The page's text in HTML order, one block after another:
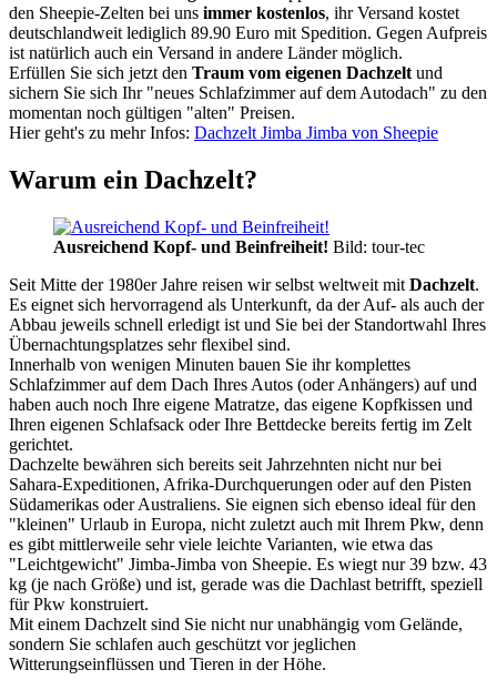
den Sheepie-Zelten bei uns immer kostenlos, ihr Versand kostet
deutschlandweit lediglich 89.90 Euro mit Spedition. Gegen Aufpreis
ist natürlich auch ein Versand in andere Länder möglich.
Erfüllen Sie sich jetzt den Traum vom eigenen Dachzelt und
sichern Sie sich Ihr "neues Schlafzimmer auf dem Autodach" zu den
momentan noch gültigen "alten" Preisen.
Hier geht's zu mehr Infos: Dachzelt Jimba Jimba von Sheepie
Warum ein Dachzelt?
Ausreichend Kopf- und Beinfreiheit! Bild: tour-tec
Seit Mitte der 1980er Jahre reisen wir selbst weltweit mit Dachzelt.
Es eignet sich hervorragend als Unterkunft, da der Auf- als auch der
Abbau jeweils schnell erledigt ist und Sie bei der Standortwahl Ihres
Übernachtungsplatzes sehr flexibel sind.
Innerhalb von wenigen Minuten bauen Sie ihr komplettes
Schlafzimmer auf dem Dach Ihres Autos (oder Anhängers) auf und
haben auch noch Ihre eigene Matratze, das eigene Kopfkissen und
Ihren eigenen Schlafsack oder Ihre Bettdecke bereits fertig im Zelt
gerichtet.
Dachzelte bewähren sich bereits seit Jahrzehnten nicht nur bei
Sahara-Expeditionen, Afrika-Durchquerungen oder auf den Pisten
Südamerikas oder Australiens. Sie eignen sich ebenso ideal für den
"kleinen" Urlaub in Europa, nicht zuletzt auch mit Ihrem Pkw, denn
es gibt mittlerweile sehr viele leichte Varianten, wie etwa das
"Leichtgewicht" Jimba-Jimba von Sheepie. Es wiegt nur 39 bzw. 43
kg (je nach Größe) und ist, gerade was die Dachlast betrifft, speziell
für Pkw konstruiert.
Mit einem Dachzelt sind Sie nicht nur unabhängig vom Gelände,
sondern Sie schlafen auch geschützt vor jeglichen
Witterungseinflüssen und Tieren in der Höhe.